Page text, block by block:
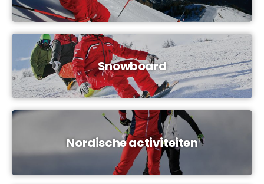
Snowboard
Nordische activiteiten